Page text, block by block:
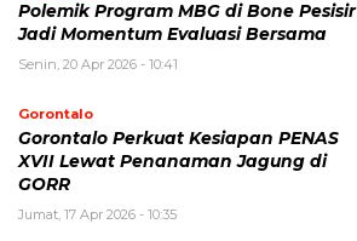
Polemik Program MBG di Bone Pesisir
Jadi Momentum Evaluasi Bersama
Senin, 20 Apr 2026 - 10:41
Gorontalo
Gorontalo Perkuat Kesiapan PENAS
XVII Lewat Penanaman Jagung di
GORR
Jumat, 17 Apr 2026 - 10:35